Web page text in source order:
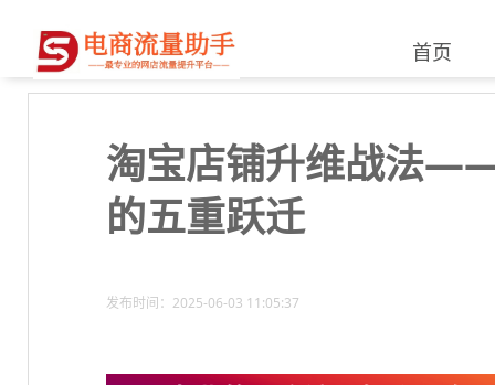
首页
淘宝店铺升维战法
的五重跃迁
发布时间：2025-06-03 11:05:37